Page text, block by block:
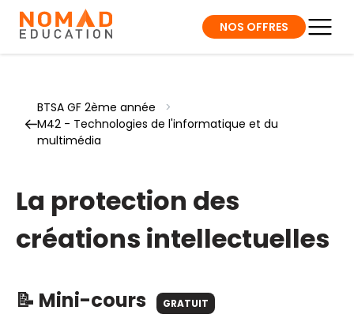
NOS OFFRES
BTSA GF 2ème année
>
M42 - Technologies de l'informatique et du
multimédia
La protection des
créations intellectuelles
📝 Mini-cours GRATUIT